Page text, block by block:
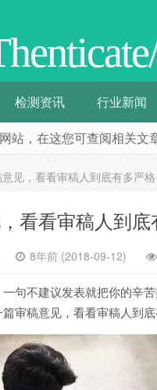
检测资讯 行业新闻
站，在这您可查阅相关文
见，看看审稿人到底有多严格
看看审稿人到底
8年前 (2018-09-12)
句不建议发表就把你的辛
审稿意见，看看审稿人到底